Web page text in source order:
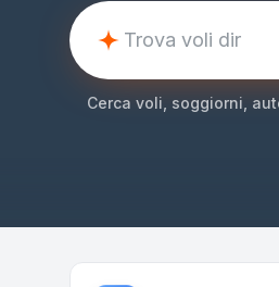
Cerca voli, soggiorni,